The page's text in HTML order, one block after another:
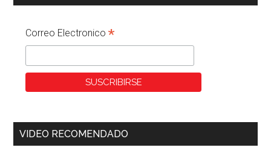
Correo Electronico*
VIDEO RECOMENDADO